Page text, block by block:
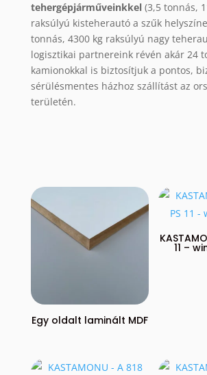
tehergépjárműveinkkel (3,5 tonnás,
raksúlyú kisteherautó a szűk
tonnás, 4300 kg raksúlyú nagy
logisztikai partnereink révén akár 24
kamionokkal is biztosítjuk a pontos,
sérülésmentes házhoz szállítást az
területén.
Egy oldalt laminált MDF
11 –